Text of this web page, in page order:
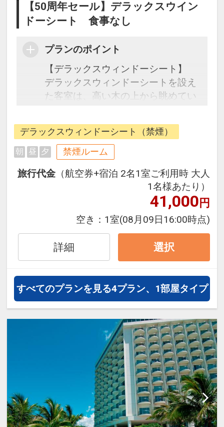
【50周年セール】デラックスウイン
ドーシート 食事なし
プランのポイント
【デラックスウィンドーシート】
デラックスウィンドーシートを設え
た客室は、高い木の上から眺めてい
ナ海や北谷町の夜景、浦添市の街並
みをご覧いただけます。
デラックスウィンドーシート（禁煙）
朝 昼 夕 禁煙ルーム
旅行代金 （航空券+宿泊 2名1室ご利用時 大人
1名様あたり）
41,000円
空き： 1室(08月09日16:00時点)
詳細 選択
すべてのプランを見る4プラン、1部屋タイプ